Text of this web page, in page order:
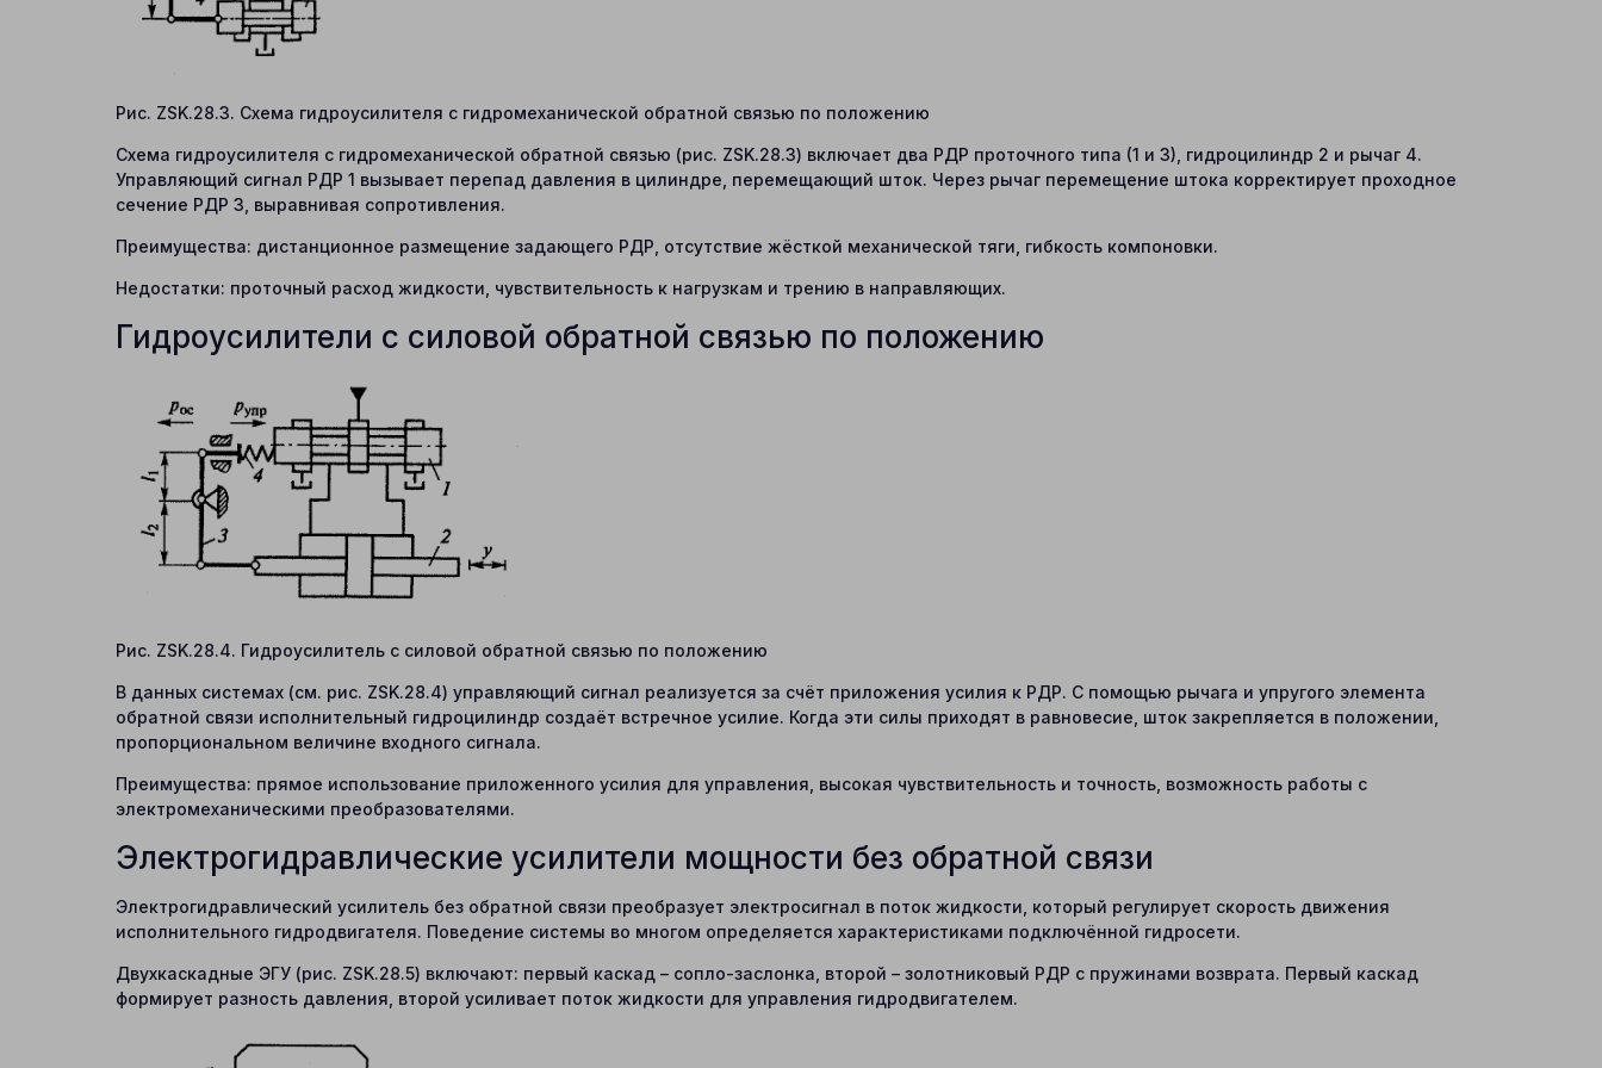
Рис. ZSK.28.3. Схема гидроусилителя с гидромеханической обратной связью по положению
Схема гидроусилителя с гидромеханической обратной связью (рис. ZSK.28.3) включает два РДР проточного типа (1 и 3), гидроцилиндр 2 и рычаг 4.
Управляющий сигнал РДР 1 вызывает перепад давления в цилиндре, перемещающий шток. Через рычаг перемещение штока корректирует проходное
сечение РДР 3, выравнивая сопротивления.
Преимущества: дистанционное размещение задающего РДР, отсутствие жёсткой механической тяги, гибкость компоновки.
Недостатки: проточный расход жидкости, чувствительность к нагрузкам и трению в направляющих.
Гидроусилители с силовой обратной связью по положению
Рис. ZSK.28.4. Гидроусилитель с силовой обратной связью по положению
В данных системах (см. рис. ZSK.28.4) управляющий сигнал реализуется за счёт приложения усилия к РДР. С помощью рычага и упругого элемента
обратной связи исполнительный гидроцилиндр создаёт встречное усилие. Когда эти силы приходят в равновесие, шток закрепляется в положении,
пропорциональном величине входного сигнала.
Преимущества: прямое использование приложенного усилия для управления, высокая чувствительность и точность, возможность работы с
электромеханическими преобразователями.
Электрогидравлические усилители мощности без обратной связи
Электрогидравлический усилитель без обратной связи преобразует электросигнал в поток жидкости, который регулирует скорость движения
исполнительного гидродвигателя. Поведение системы во многом определяется характеристиками подключённой гидросети.
Двухкаскадные ЭГУ (рис. ZSK.28.5) включают: первый каскад – сопло-заслонка, второй – золотниковый РДР с пружинами возврата. Первый каскад
формирует разность давления, второй усиливает поток жидкости для управления гидродвигателем.